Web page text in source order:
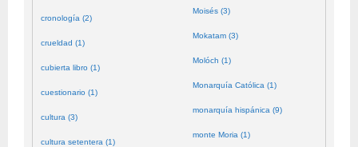
cronología (2)
crueldad (1)
cubierta libro (1)
cuestionario (1)
cultura (3)
cultura setentera (1)
Moisés (3)
Mokatam (3)
Molóch (1)
Monarquía Católica (1)
monarquía hispánica (9)
monte Moria (1)